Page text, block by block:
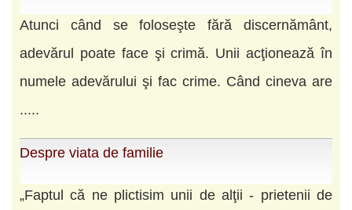
Atunci când se foloseşte fără discernământ,
adevărul poate face şi crimă. Unii acţionează în
numele adevărului şi fac crime. Când cineva are
.....
Despre viata de familie
„Faptul că ne plictisim unii de alţii - prietenii de